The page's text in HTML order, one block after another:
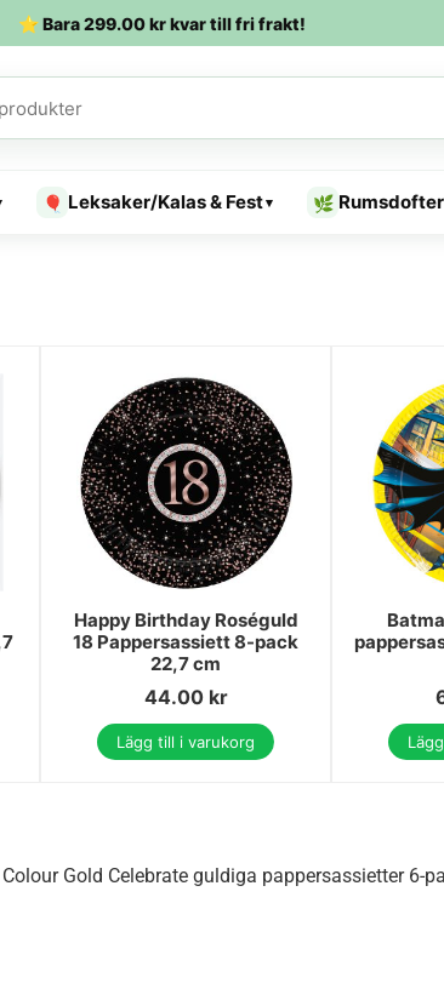
⭐ Bara299.00krkvar till fri frakt!
🎈 Leksaker/Kalas & Fest▾ 🌿 Rumsdofter
Happy Birthday Roséguld
18 Pappersassiett 8-pack
22,7 cm
44.00 kr
Lägg till i varukorg
Gold Celebrate guldiga pappersassietter 6-